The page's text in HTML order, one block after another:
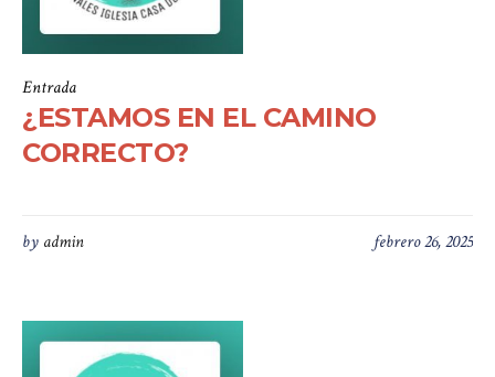
Entrada
¿ESTAMOS EN EL CAMINO
CORRECTO?
febrero 26, 2025
by admin